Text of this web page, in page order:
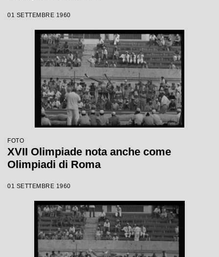
01 SETTEMBRE 1960
FOTO
XVII Olimpiade nota anche come
Olimpiadi di Roma
01 SETTEMBRE 1960